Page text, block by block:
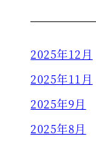
2025年12月
2025年11月
2025年9月
2025年8月